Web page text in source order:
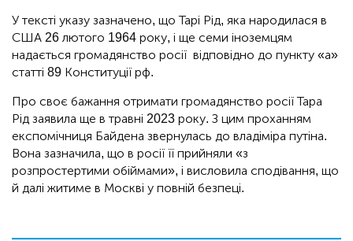
У тексті указу зазначено, що Тарі Рід, яка народилася в
США 26 лютого 1964 року, і ще семи іноземцям
надається громадянство росії відповідно до пункту «а»
статті 89 Конституції рф.
Про своє бажання отримати громадянство росії Тара
Рід заявила ще в травні 2023 року. З цим проханням
експомічниця Байдена звернулась до владіміра путіна.
Вона зазначила, що в росії її прийняли «з
розпростертими обіймами», і висловила сподівання, що
й далі житиме в Москві у повній безпеці.